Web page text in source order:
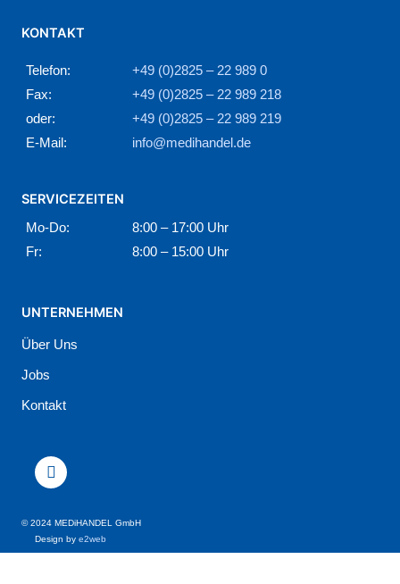
KONTAKT
Telefon:
Fax:
oder:
E-Mail:
+49 (0)2825 – 22 989 0
+49 (0)2825 – 22 989 218
+49 (0)2825 – 22 989 219
info@medihandel.de
SERVICEZEITEN
Mo-Do:
Fr:
8:00 – 17:00 Uhr
8:00 – 15:00 Uhr
UNTERNEHMEN
Über Uns
Jobs
Kontakt
a
c
e
o
o
k
© 2024 MEDiHANDEL GmbH
Design by e2web